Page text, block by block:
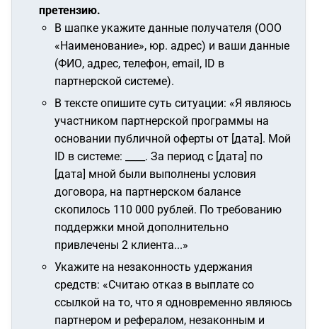
претензию.
В шапке укажите данные получателя (ООО
«Наименование», юр. адрес) и ваши данные
(ФИО, адрес, телефон, email, ID в
партнерской системе).
В тексте опишите суть ситуации: «Я являюсь
участником партнерской программы на
основании публичной оферты от [дата]. Мой
ID в системе: ____. За период с [дата] по
[дата] мной были выполнены условия
договора, на партнерском балансе
скопилось 110 000 рублей. По требованию
поддержки мной дополнительно
привлечены 2 клиента...»
Укажите на незаконность удержания
средств: «Считаю отказ в выплате со
ссылкой на то, что я одновременно являюсь
партнером и рефералом, незаконным и